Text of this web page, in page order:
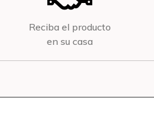
Reciba el producto
en su casa